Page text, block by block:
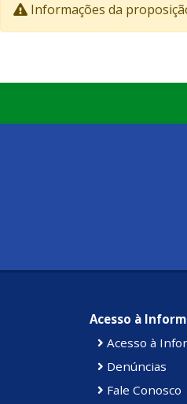
Informações da
Acesso à
Acesso à
Denúncias
Fale Conosco